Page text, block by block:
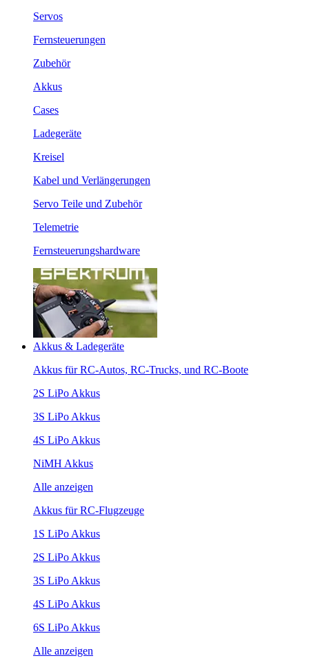
Servos
Fernsteuerungen
Zubehör
Akkus
Cases
Ladegeräte
Kreisel
Kabel und Verlängerungen
Servo Teile und Zubehör
Telemetrie
Fernsteuerungshardware
Akkus & Ladegeräte
Akkus für RC-Autos, RC-Trucks, und RC-Boote
2S LiPo Akkus
3S LiPo Akkus
4S LiPo Akkus
NiMH Akkus
Alle anzeigen
Akkus für RC-Flugzeuge
1S LiPo Akkus
2S LiPo Akkus
3S LiPo Akkus
4S LiPo Akkus
6S LiPo Akkus
Alle anzeigen